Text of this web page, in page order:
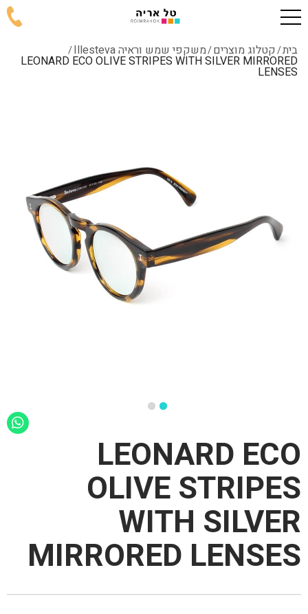
בית/קטלוג מוצרים/משקפי שמש וראיה Illesteva /
LEONARD ECO OLIVE STRIPES WITH SILVER MIRRORED
LENSES
LEONARD ECO
OLIVE STRIPES
WITH SILVER
MIRRORED LENSES